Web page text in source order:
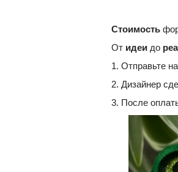
Стоимость
От идеи до
1. Отправьте
2. Дизайнер
3. После